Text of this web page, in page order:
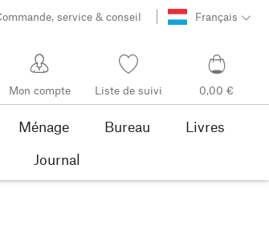
service & conseil Français
Mon compte Liste de suivi 0,00 €
Ménage Bureau
Livres
Journal